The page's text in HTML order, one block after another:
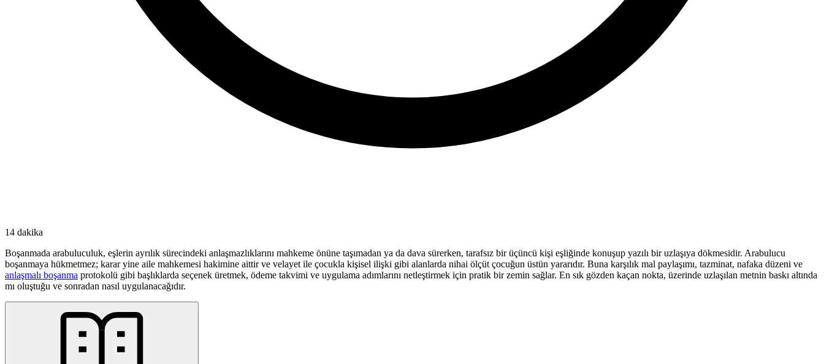
14 dakika
Boşanmada arabuluculuk, eşlerin ayrılık sürecindeki anlaşmazlıklarını mahkeme önüne taşımadan ya da dava sürerken, tarafsız bir üçüncü kişi eşliğinde konuşup yazılı bir uzlaşıya dökmesidir. Arabulucu
boşanmaya hükmetmez; karar yine aile mahkemesi hakimine aittir ve velayet ile çocukla kişisel ilişki gibi alanlarda nihai ölçüt çocuğun üstün yararıdır. Buna karşılık mal paylaşımı, tazminat, nafaka düzeni ve
anlaşmalı boşanma protokolü gibi başlıklarda seçenek üretmek, ödeme takvimi ve uygulama adımlarını netleştirmek için pratik bir zemin sağlar. En sık gözden kaçan nokta, üzerinde uzlaşılan metnin baskı altında
mı oluştuğu ve sonradan nasıl uygulanacağıdır.